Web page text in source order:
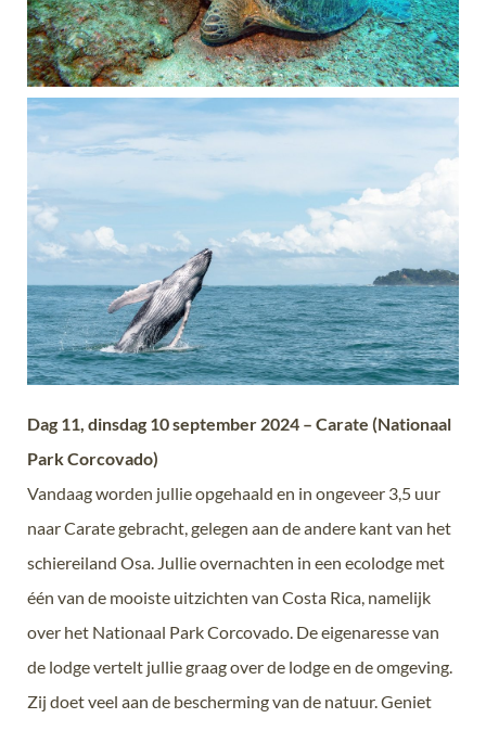
Dag 11, dinsdag 10 september 2024 – Carate (Nationaal
Park Corcovado)
Vandaag worden jullie opgehaald en in ongeveer 3,5 uur
naar Carate gebracht, gelegen aan de andere kant van het
schiereiland Osa. Jullie overnachten in een ecolodge met
één van de mooiste uitzichten van Costa Rica, namelijk
over het Nationaal Park Corcovado. De eigenaresse van
de lodge vertelt jullie graag over de lodge en de omgeving.
Zij doet veel aan de bescherming van de natuur. Geniet